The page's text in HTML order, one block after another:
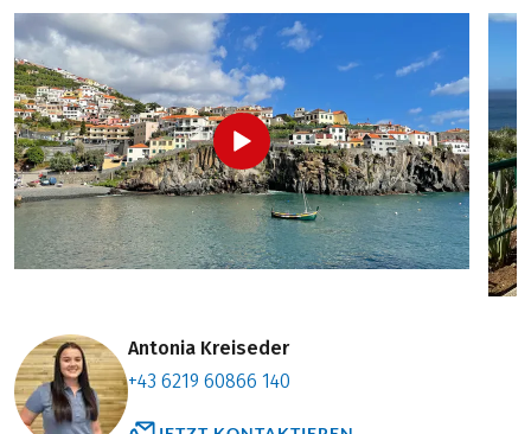
Antonia Kreiseder
+43 6219 60866 140